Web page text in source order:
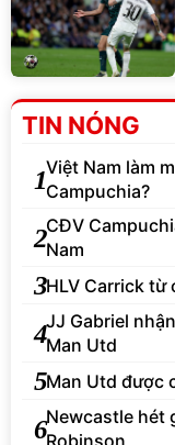
TIN NÓNG
1Việt Nam làm
Campuchia?
2CĐV
Nam
3HLV Carrick từ
4JJ Gabriel
Man Utd
5Man Utd được
6Newcastle hét